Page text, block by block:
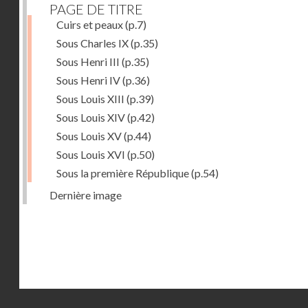
PAGE DE TITRE
Cuirs et peaux(p.7)
Sous Charles IX(p.35)
Sous Henri III (p.35)
Sous Henri IV(p.36)
Sous Louis XIII (p.39)
Sous Louis XIV(p.42)
Sous Louis XV(p.44)
Sous Louis XVI (p.50)
Sous la première République(p.54)
Dernière image